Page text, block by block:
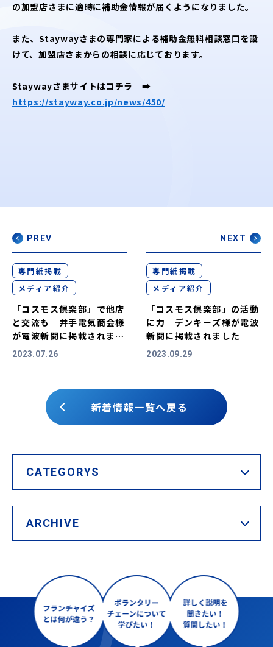
の加盟店さまに適時に補助金情報が届くようになりました。
また、Staywayさまの専門家による補助金無料相談窓口を設
けて、加盟店さまからの相談に応じております。
Staywayさまサイトはコチラ ➡
https://stayway.co.jp/news/450/
CATEGORYS
ARCHIVE
PREV
2023.07.26
専門紙掲載
メディア紹介
「コスモス倶楽部」で他店
と交流も 井手電気商会様
が電波新聞に掲載されまし
た
新着情報一覧へ戻る
NEXT
2023.09.29
専門紙掲載
メディア紹介
「コスモス倶楽部」の活動
に力 デンキーズ様が電波
新聞に掲載されました